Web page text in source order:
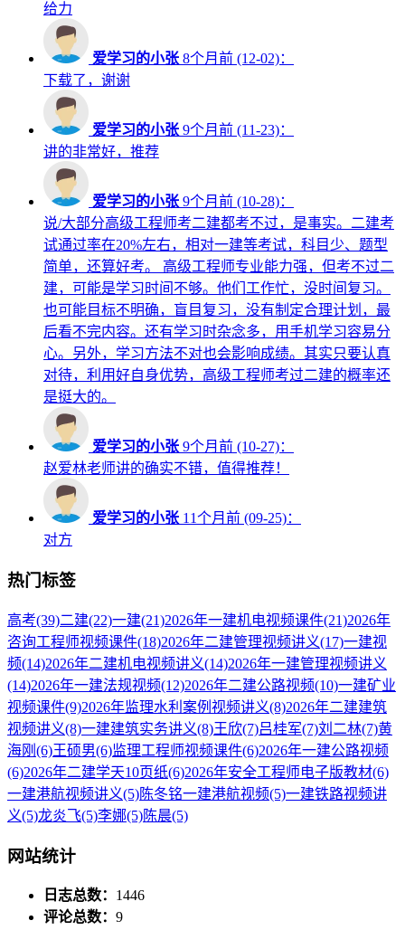
给力
爱学习的小张 8个月前 (12-02)：
下载了，谢谢
爱学习的小张 9个月前 (11-23)：
讲的非常好，推荐
爱学习的小张 9个月前 (10-28)：
说/大部分高级工程师考二建都考不过，是事实。二建考
试通过率在20%左右，相对一建等考试，科目少、题型
简单，还算好考。 高级工程师专业能力强，但考不过二
建，可能是学习时间不够。他们工作忙，没时间复习。
也可能目标不明确，盲目复习，没有制定合理计划，最
后看不完内容。还有学习时杂念多，用手机学习容易分
心。另外，学习方法不对也会影响成绩。其实只要认真
对待，利用好自身优势，高级工程师考过二建的概率还
是挺大的。
爱学习的小张 9个月前 (10-27)：
赵爱林老师讲的确实不错，值得推荐！
爱学习的小张 11个月前 (09-25)：
对方
热门标签
高考(39)二建(22)一建(21)2026年一建机电视频课件(21)2026年
咨询工程师视频课件(18)2026年二建管理视频讲义(17)一建视
频(14)2026年二建机电视频讲义(14)2026年一建管理视频讲义
(14)2026年一建法规视频(12)2026年二建公路视频(10)一建矿业
视频课件(9)2026年监理水利案例视频讲义(8)2026年二建建筑
视频讲义(8)一建建筑实务讲义(8)王欣(7)吕桂军(7)刘二林(7)黄
海刚 (6)王硕男(6)监理工程师视频课件(6)2026年一建公路视频
(6)2026年二建学天10页纸(6)2026年安全工程师电子版教材(6)
一建港航视频讲义(5)陈冬铭一建港航视频(5)一建铁路视频讲
义(5)龙炎飞(5)李娜(5)陈晨(5)
网站统计
日志总数： 1446
评论总数： 9